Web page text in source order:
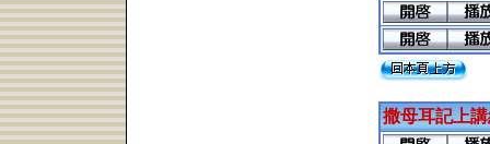
撒母耳記上